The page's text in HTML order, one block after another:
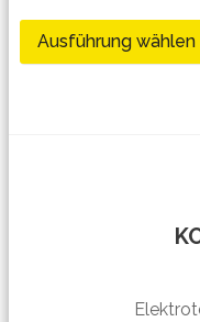
Ausführung wählen